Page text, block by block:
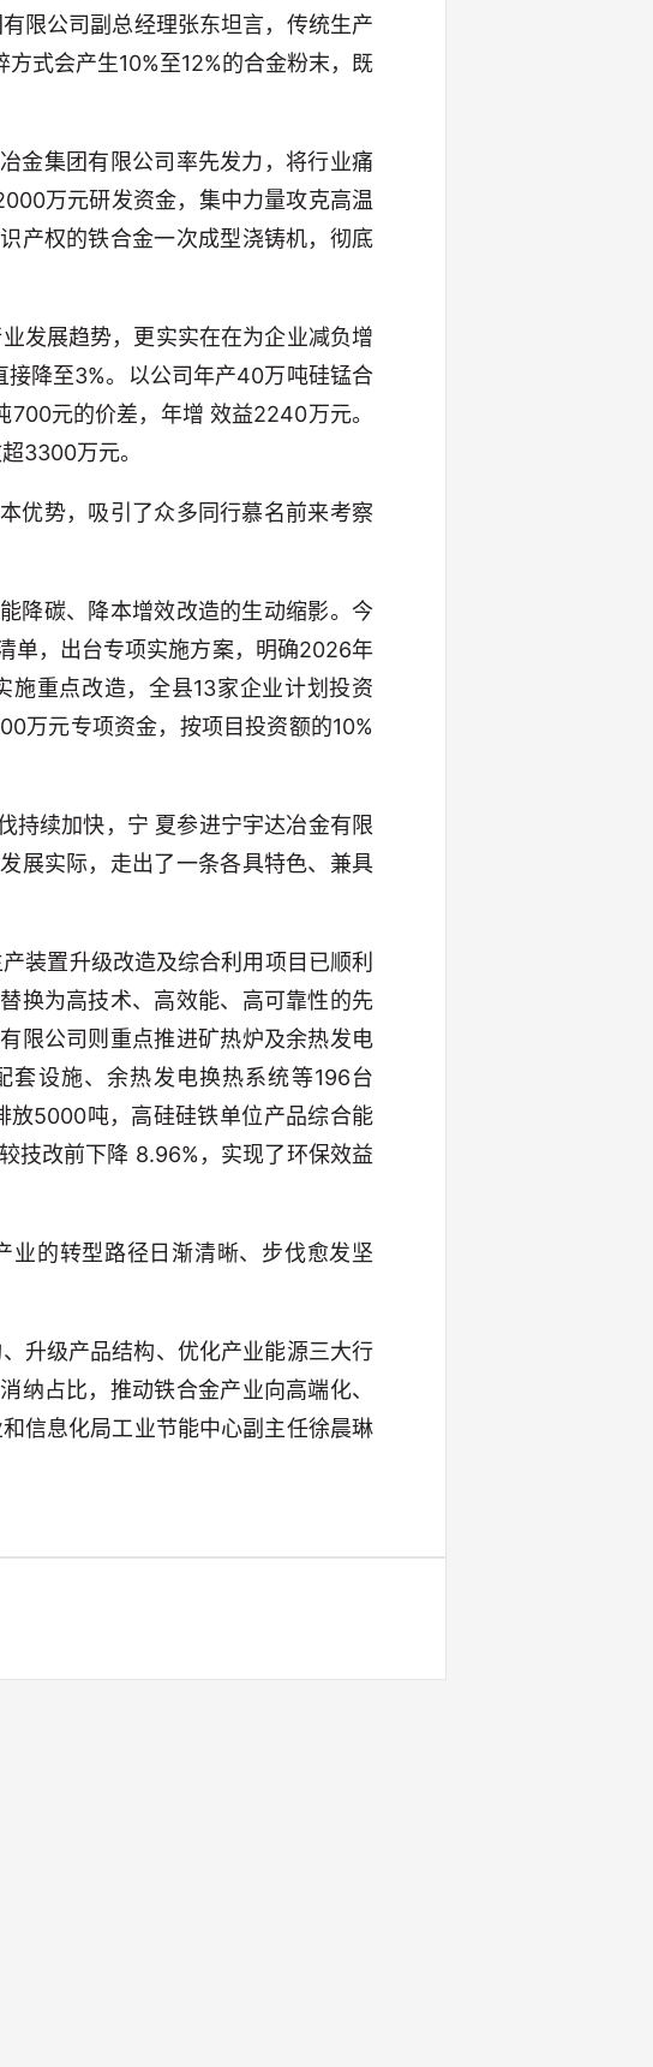
限公司副总经理张东坦言，传统生产
式会产生10%至12%的合金粉末，既
金集团有限公司率先发力，将行业痛
万元研发资金，集中力量攻克高温
产权的铁合金一次成型浇铸机，彻底
发展趋势，更实实在在为企业减负增
降至3%。以公司年产40万吨硅锰合
元的价差，年增 效益2240万元。
3300万元。
优势，吸引了众多同行慕名前来考察
降碳、降本增效改造的生动缩影。今
单，出台专项实施方案，明确2026年
重点改造，全县13家企业计划投资
万元专项资金，按项目投资额的10%
持续加快，宁 夏参进宁宇达冶金有限
展实际，走出了一条各具特色、兼具
装置升级改造及综合利用项目已顺利
换为高技术、高效能、高可靠性的先
限公司则重点推进矿热炉及余热发电
设施、余热发电换热系统等196台
放5000吨，高硅硅铁单位产品综合能
技改前下降 8.96%，实现了环保效益
业的转型路径日渐清晰、步伐愈发坚
升级产品结构、优化产业能源三大行
纳占比，推动铁合金产业向高端化、
信息化局工业节能中心副主任徐晨琳